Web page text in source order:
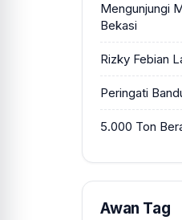
Mengunjungi
Bekasi
Rizky Febian
Peringati
5.000 Ton
Awan Tag